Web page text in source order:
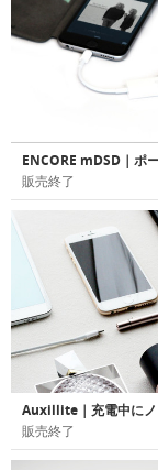
販売終了
販売終了